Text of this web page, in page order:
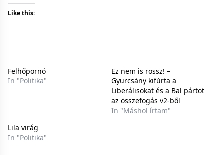
Like this:
Felhőpornó
In "Politika"
Ez nem is rossz! –
Gyurcsány kifúrta a
Liberálisokat és a Bal pártot
az összefogás v2-ből
In "Máshol írtam"
Lila virág
In "Politika"